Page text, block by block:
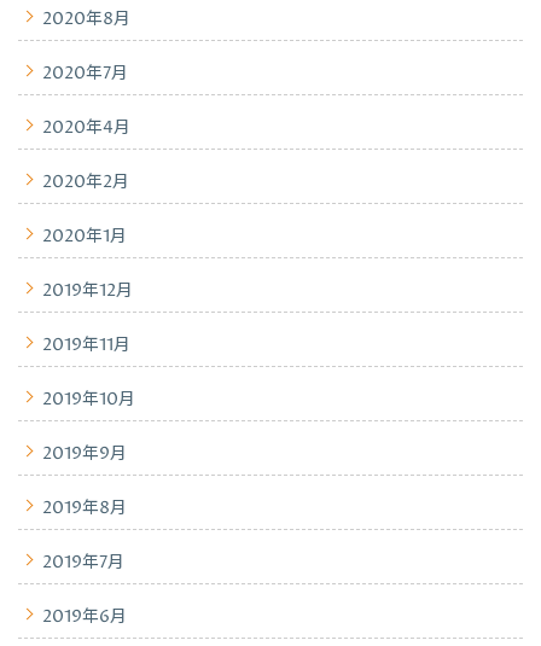
2020年8月
2020年7月
2020年4月
2020年2月
2020年1月
2019年12月
2019年11月
2019年10月
2019年9月
2019年8月
2019年7月
2019年6月